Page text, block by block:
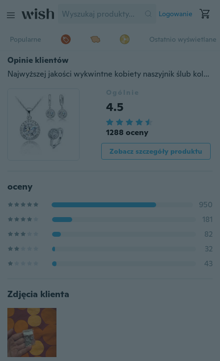
Logowanie
Popularne Ostatnio wyświetlane
Opinie klientów
Najwyższej jakości wykwintne kobiety naszyjnik ślub kolczyk pierścionek zestaw biżuterii 925 srebro platyna cyrkon kryształowy pierścień rozmiar 6-9
Ogólnie
4.5
1288 oceny
Zobacz szczegóły produktu
oceny
950
181
82
32
43
Zdjęcia klienta